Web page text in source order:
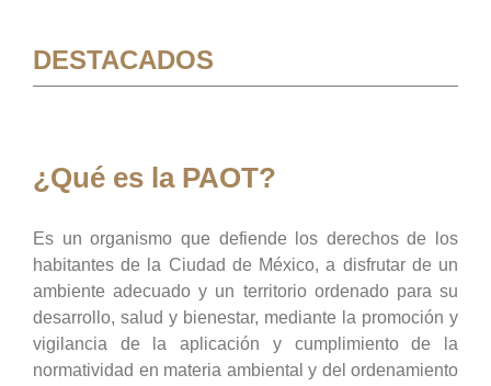
DESTACADOS
¿Qué es la PAOT?
Es un organismo que defiende los derechos de los
habitantes de la Ciudad de México, a disfrutar de un
ambiente adecuado y un territorio ordenado para su
desarrollo, salud y bienestar, mediante la promoción y
vigilancia de la aplicación y cumplimiento de la
normatividad en materia ambiental y del ordenamiento